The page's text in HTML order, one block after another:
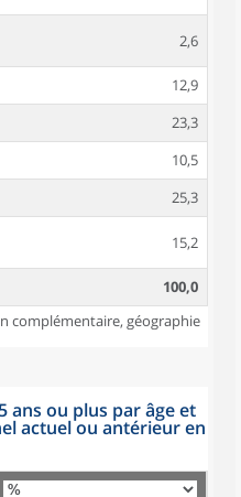
2,6
12,9
23,3
10,5
25,3
15,2
100,0
complémentaire, géographie
ans ou plus par âge et
actuel ou antérieur en